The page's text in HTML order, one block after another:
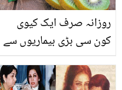
روزانہ صرف ایک کیوی
کون سی بڑی بیماریوں سے
جانے والے پھل کے 5 فائدے